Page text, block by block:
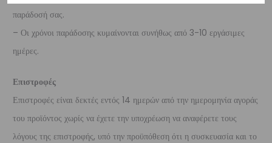
παράδοσή σας.
– Οι χρόνοι παράδοσης κυμαίνονται συνήθως από 3-10 εργάσιμες
ημέρες.
Επιστροφές
Επιστροφές είναι δεκτές εντός 14 ημερών από την ημερομηνία αγοράς
του προϊόντος χωρίς να έχετε την υποχρέωση να αναφέρετε τους
λόγους της επιστροφής, υπό την προϋπόθεση ότι η συσκευασία και το